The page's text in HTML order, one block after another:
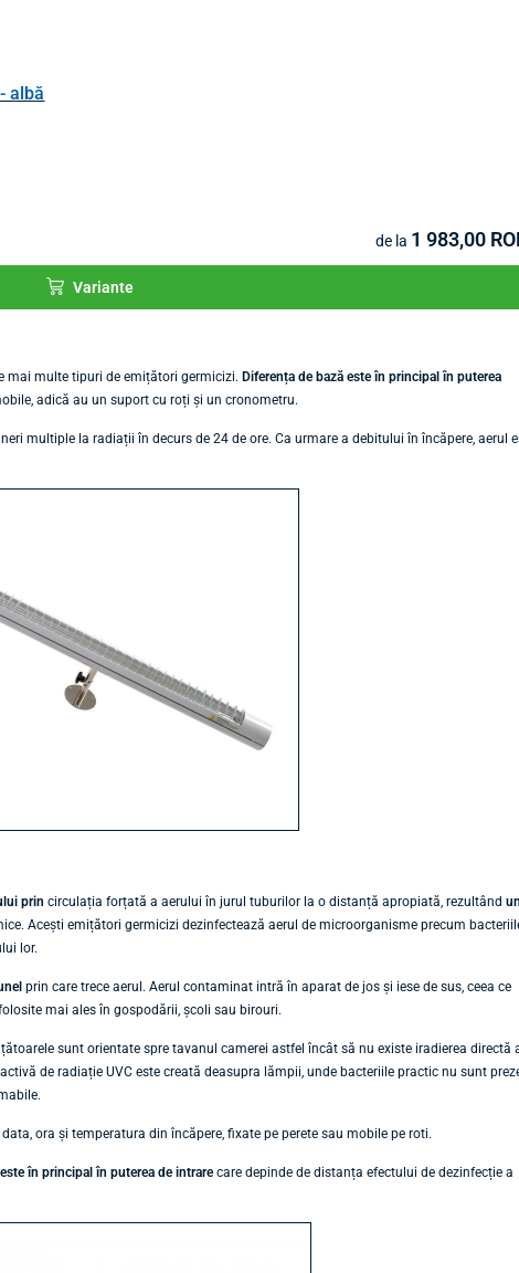
albă
de la 1 983,00
Variante
mai multe tipuri de emițători germicizi. Diferența de bază este în principal în puterea
adică au un suport cu roți și un cronometru.
multiple la radiații în decurs de 24 de ore. Ca urmare a debitului în încăpere, aerul
prin circulația forțată a aerului în jurul tuburilor la o distanță apropiată, rezultând
Acești emițători germicizi dezinfectează aerul de microorganisme precum
lor.
prin care trece aerul. Aerul contaminat intră în aparat de jos și iese de sus, ceea ce
mai ales în gospodării, școli sau birouri.
sunt orientate spre tavanul camerei astfel încât să nu existe iradierea directă
de radiație UVC este creată deasupra lămpii, unde bacteriile practic nu sunt
ora și temperatura din încăpere, fixate pe perete sau mobile pe roti.
în principal în puterea de intrarecare depinde de distanța efectului de dezinfecție a